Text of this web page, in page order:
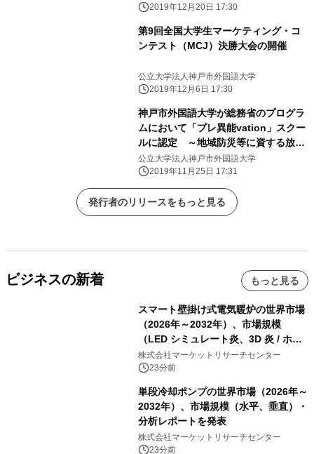
2019年12月20日 17:30
第9回全国大学生マーケティング・コ
ンテスト（MCJ）決勝大会の開催
公立大学法人神戸市外国語大学
2019年12月6日 17:30
神戸市外国語大学が総務省のプログラ
ムにおいて「プレ異能vation」スクー
ルに認定 ～地域防災等に資する放送
をテーマに～
公立大学法人神戸市外国語大学
2019年11月25日 17:31
発行者のリリースをもっと見る
ビジネスの新着 もっと見る
スマート壁掛け式電気暖炉の世界市場
（2026年～2032年）、市場規模
（LED シミュレート炎、3D 炎 / ホロ
グラフィック効果、水ミスト炎）・分
析レポートを発表
株式会社マーケットリサーチセンター
23分前
単段冷却ポンプの世界市場（2026年～
2032年）、市場規模（水平、垂直）・
分析レポートを発表
株式会社マーケットリサーチセンター
23分前